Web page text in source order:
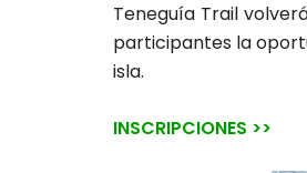
Teneguía Trail
participantes la
isla.
INSCRIPCIONES >>